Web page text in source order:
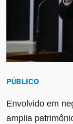
PÚBLICO
Envolvido em
amplia